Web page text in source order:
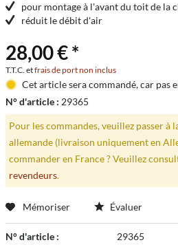
pour montage à l'avant du toit de la
réduit le débit d'air
28,00 € *
T.T.C. etfrais de port non inclus
Cet article sera commandé, car pas
N° d'article : 29365
Pour les commandes, veuillez passer à
allemande (livraison uniquement en
commander en France ? Veuillez
revendeurs.
Mémoriser Évaluer
N° d'article : 29365